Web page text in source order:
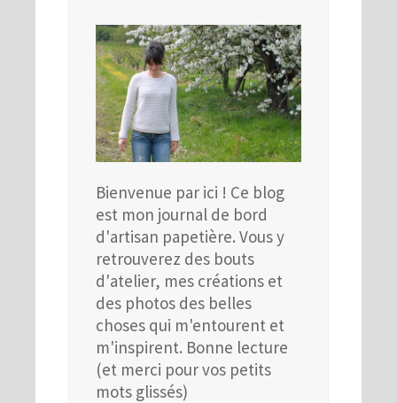
Bienvenue par ici ! Ce blog
est mon journal de bord
d'artisan papetière. Vous y
retrouverez des bouts
d'atelier, mes créations et
des photos des belles
choses qui m'entourent et
m'inspirent. Bonne lecture
(et merci pour vos petits
mots glissés)